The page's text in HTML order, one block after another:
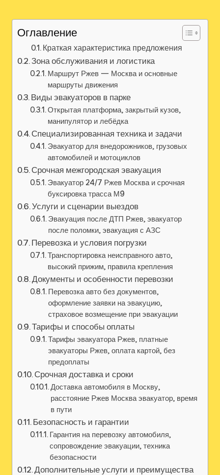
Оглавление
Краткая характеристика предложения
Зона обслуживания и логистика
Маршрут Ржев — Москва и основные
маршруты движения
Виды эвакуаторов в парке
Открытая платформа‚ закрытый кузов‚
манипулятор и лебёдка
Специализированная техника и задачи
Эвакуатор для внедорожников‚ грузовых
автомобилей и мотоциклов
Срочная межгородская эвакуация
Эвакуатор 24/7 Ржев Москва и срочная
буксировка трасса М9
Услуги и сценарии выездов
Эвакуация после ДТП Ржев‚ эвакуатор
после поломки‚ эвакуация с АЗС
Перевозка и условия погрузки
Транспортировка неисправного авто‚
высокий прижим‚ правила крепления
Документы и особенности перевозки
Перевозка авто без документов‚
оформление заявки на эвакуцию‚
страховое возмещение при эвакуации
Тарифы и способы оплаты
Тарифы эвакуатора Ржев‚ платные
эвакуаторы Ржев‚ оплата картой‚ без
предоплаты
Срочная доставка и сроки
Доставка автомобиля в Москву‚
расстояние Ржев Москва эвакуатор‚ время
в пути
Безопасность и гарантии
Гарантия на перевозку автомобиля‚
сопровождение эвакуации‚ техника
безопасности
Дополнительные услуги и преимущества